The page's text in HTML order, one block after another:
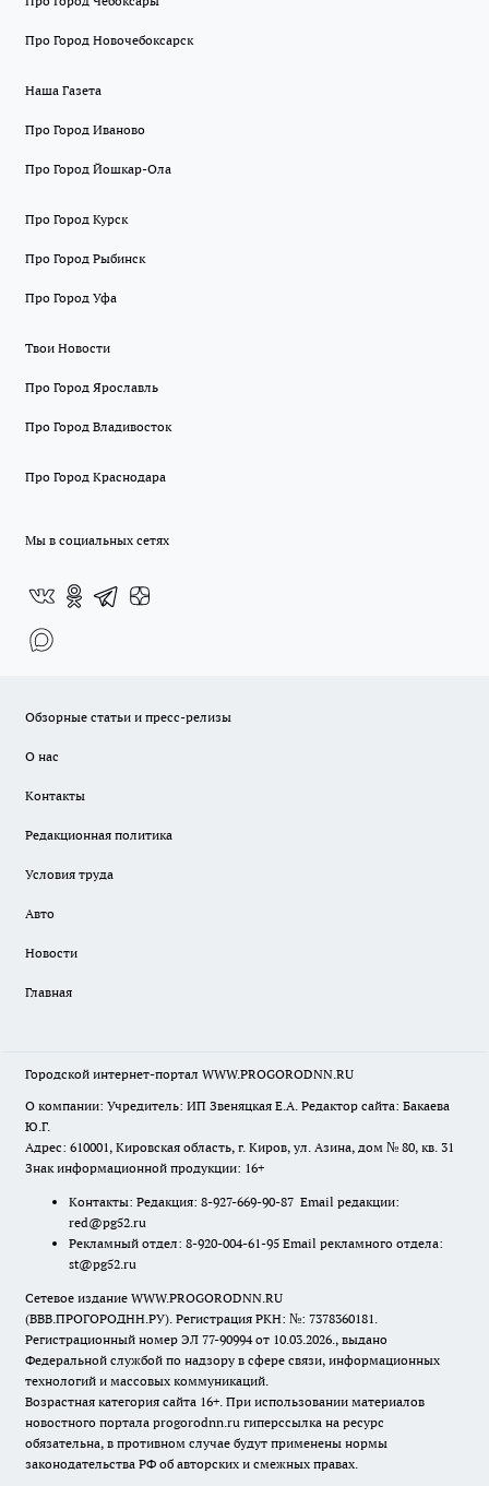
Про Город Новочебоксарск
Наша Газета
Про Город Иваново
Про Город Йошкар-Ола
Про Город Курск
Про Город Рыбинск
Про Город Уфа
Твои Новости
Про Город Ярославль
Про Город Владивосток
Про Город Краснодара
Мы в социальных сетях
Обзорные статьи и пресс-релизы
О нас
Контакты
Редакционная политика
Условия труда
Авто
Новости
Главная
Городской интернет-портал WWW.PROGORODNN.RU
О компании: Учредитель: ИП Звеняцкая Е.А. Редактор сайта: Бакаева
Ю.Г.
Адрес: 610001, Кировская область, г. Киров, ул. Азина, дом № 80, кв. 31
Знак информационной продукции: 16+
Контакты: Редакция: 8-927-669-90-87 Email редакции:
red@pg52.ru
Рекламный отдел: 8-920-004-61-95 Email рекламного отдела:
st@pg52.ru
Сетевое издание WWW.PROGORODNN.RU
(ВВВ.ПРОГОРОДНН.РУ). Регистрация РКН: №: 7378360181.
Регистрационный номер ЭЛ 77-90994 от 10.03.2026., выдано
Федеральной службой по надзору в сфере связи, информационных
технологий и массовых коммуникаций.
Возрастная категория сайта 16+. При использовании материалов
новостного портала progorodnn.ru гиперссылка на ресурс
обязательна, в противном случае будут применены нормы
законодательства РФ об авторских и смежных правах.